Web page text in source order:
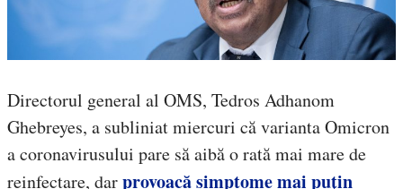
Directorul general al OMS, Tedros Adhanom
Ghebreyes, a subliniat miercuri că varianta Omicron
a coronavirusului pare să aibă o rată mai mare de
reinfectare, darprovoacă simptome mai puţin